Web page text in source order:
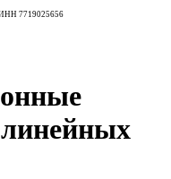
7719025656
линейных